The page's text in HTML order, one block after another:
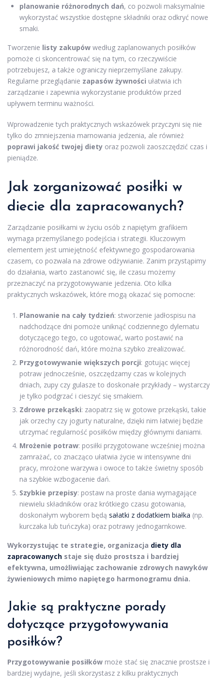
planowanie różnorodnych dań, co pozwoli maksymalnie
wykorzystać wszystkie dostępne składniki oraz odkryć nowe
smaki.
Tworzenie listy zakupów według zaplanowanych posiłków
pomoże ci skoncentrować się na tym, co rzeczywiście
potrzebujesz, a także ograniczy nieprzemyślane zakupy.
Regularne przeglądanie zapasów żywności ułatwia ich
zarządzanie i zapewnia wykorzystanie produktów przed
upływem terminu ważności.
Wprowadzenie tych praktycznych wskazówek przyczyni się nie
tylko do zmniejszenia marnowania jedzenia, ale również
poprawi jakość twojej diety oraz pozwoli zaoszczędzić czas i
pieniądze.
Jak zorganizować posiłki w
diecie dla zapracowanych?
Zarządzanie posiłkami w życiu osób z napiętym grafikiem
wymaga przemyślanego podejścia i strategii. Kluczowym
elementem jest umiejętność efektywnego gospodarowania
czasem, co pozwala na zdrowe odżywianie. Zanim przystąpimy
do działania, warto zastanowić się, ile czasu możemy
przeznaczyć na przygotowywanie jedzenia. Oto kilka
praktycznych wskazówek, które mogą okazać się pomocne:
Planowanie na cały tydzień: stworzenie jadłospisu na
nadchodzące dni pomoże uniknąć codziennego dylematu
dotyczącego tego, co ugotować, warto postawić na
różnorodność dań, które można szybko zrealizować.
Przygotowywanie większych porcji: gotując więcej
potraw jednocześnie, oszczędzamy czas w kolejnych
dniach, zupy czy gulasze to doskonałe przykłady – wystarczy
je tylko podgrzać i cieszyć się smakiem.
Zdrowe przekąski: zaopatrz się w gotowe przekąski, takie
jak orzechy czy jogurty naturalne, dzięki nim łatwiej będzie
utrzymać regularność posiłków między głównymi daniami.
Mrożenie potraw: posiłki przygotowane wcześniej można
zamrażać, co znacząco ułatwia życie w intensywne dni
pracy, mrożone warzywa i owoce to także świetny sposób
na szybkie wzbogacenie dań.
Szybkie przepisy: postaw na proste dania wymagające
niewielu składników oraz krótkiego czasu gotowania,
doskonałym wyborem będą sałatki z dodatkiem białka (np.
kurczaka lub tuńczyka) oraz potrawy jednogarnkowe.
Wykorzystując te strategie, organizacja diety dla
zapracowanych staje się dużo prostsza i bardziej
efektywna, umożliwiając zachowanie zdrowych nawyków
żywieniowych mimo napiętego harmonogramu dnia.
Jakie są praktyczne porady
dotyczące przygotowywania
posiłków?
Przygotowywanie posiłków może stać się znacznie prostsze i
bardziej wydajne, jeśli skorzystasz z kilku praktycznych